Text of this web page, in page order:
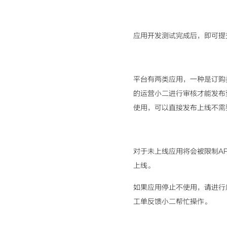
应用开发测试完成后，即可
平台有两类应用，一种是订
的运营小二进行审核才能发
使用，可以直接发布上线不
对于未上线应用将会被限制
上线。
如果应用停止不使用，请进
工单反馈小二帮忙操作。